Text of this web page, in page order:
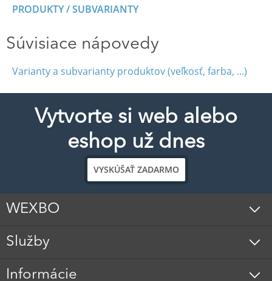
PRODUKTY / SUBVARIANTY
Súvisiace nápovedy
Varianty a subvarianty produktov (veľkosť, farba, ...)
Vytvorte si web alebo
eshop už dnes
VYSKÚŠAŤ ZADARMO
WEXBO
Služby
Informácie